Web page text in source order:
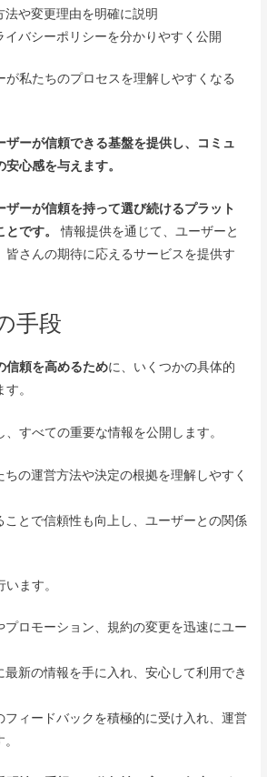
法や変更理由を明確に説明
イバシーポリシーを分かりやすく公開
が私たちのプロセスを理解しやすくなる
ザーが信頼できる基盤を提供し、コミュ
心感を与えます。
ザーが信頼を持って選び続けるプラット
です。
情報提供を通じて、ユーザーと
皆さんの期待に応えるサービスを提供す
手段
信頼を高めるために、いくつかの具体的
。
、すべての重要な情報を公開します。
ちの運営方法や決定の根拠を理解しやすく
ことで信頼性も向上し、ユーザーとの関係
います。
プロモーション、規約の変更を迅速にユー
最新の情報を手に入れ、安心して利用でき
フィードバックを積極的に受け入れ、運営